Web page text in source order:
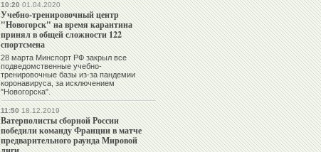
10:2001.04.2020
Учебно-тренировочный центр
"Новогорск" на время карантина
принял в общей сложности 122
спортсмена
28 марта Минспорт РФ закрыл все
подведомственные учебно-
тренировочные базы из-за пандемии
коронавируса, за исключением
"Новогорска".
11:5018.12.2019
Ватерполисты сборной России
победили команду Франции в матче
предварительного раунда Мировой